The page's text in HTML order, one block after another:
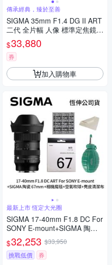
傳承經典，臻於至善
SIGMA 35mm F1.4 DG II ART
二代 全片幅 人像 標準定焦鏡頭
(公司貨)
$33,880
券
加入購物車
最新上市 恆定大光圈
SIGMA 17-40mm F1.8 DC For
SONY E-mount+SIGMA 陶瓷 6
7mm保護鏡+相機魔毯+BW-13
0吹球+3030麂皮清潔布 (公司
貨)
$32,253 $33,950
挑戰低價
券